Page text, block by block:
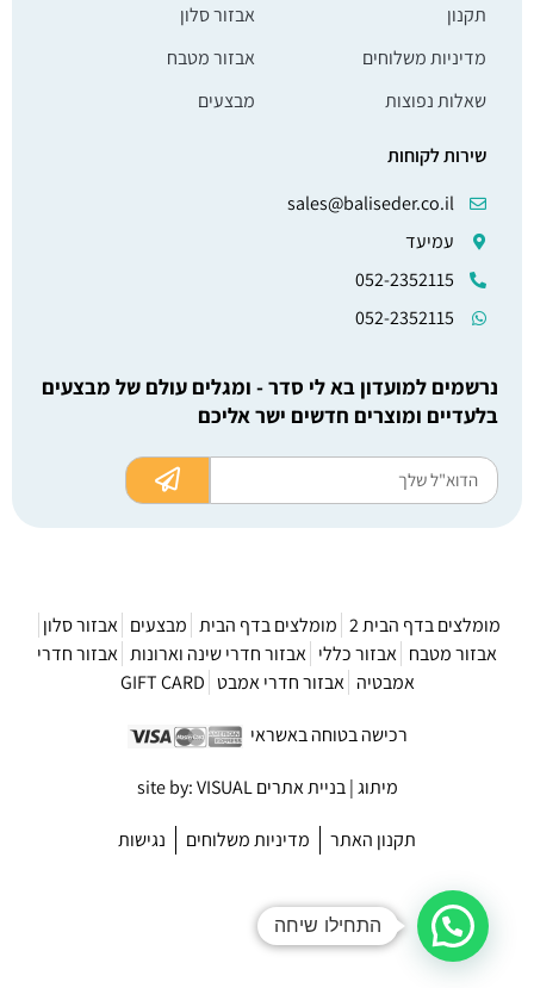
תקנון
מדיניות משלוחים
שאלות נפוצות
אבזור סלון
אבזור מטבח
מבצעים
שירות לקוחות
sales@baliseder.co.il
עמיעד
052-2352115
052-2352115
נרשמים למועדון בא לי סדר - ומגלים עולם של מבצעים
בלעדיים ומוצרים חדשים ישר אליכם
מומלצים בדף הבית 2 מומלצים בדף הבית מבצעים
אבזור סלון
אבזור מטבח
אבזור כללי אבזור חדרי שינה וארונות
אבזור חדרי
אמבטיה
אבזור חדרי אמבט GIFT CARD
רכישה בטוחה באשראי
מיתוג | בניית אתרים site by: VISUAL
תקנון האתר מדיניות משלוחים נגישות
התחילו שיחה